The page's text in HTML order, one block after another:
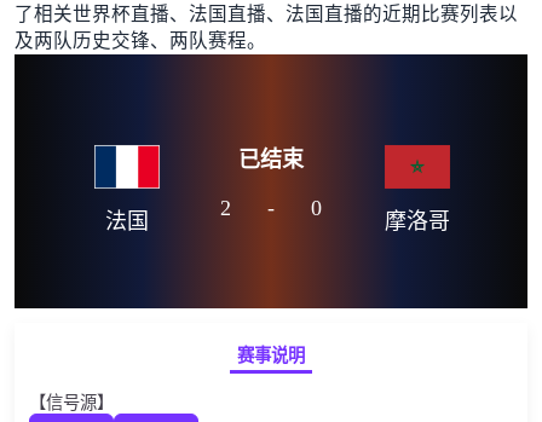
了相关世界杯直播、法国直播、法国直播的近期比赛列表以
及两队历史交锋、两队赛程。
法国
2 - 0
已结束
摩洛哥
赛事说明
【信号源】